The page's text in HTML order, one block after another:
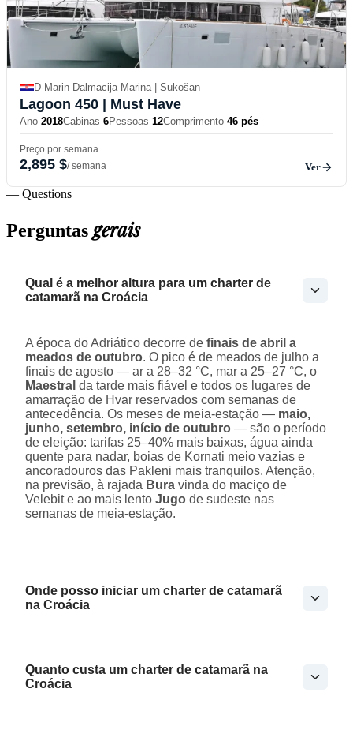
D-Marin Dalmacija Marina | Sukošan
Lagoon 450 | Must Have
Ano 2018Cabinas 6Pessoas 12Comprimento 46 pés
Preço por semana
2,895 $/ semana Ver
— Questions
Perguntasgerais
Qual é a melhor altura para um charter de
catamarã na Croácia
A época do Adriático decorre de finais de abril a
meados de outubro. O pico é de meados de julho a
finais de agosto — ar a 28–32 °C, mar a 25–27 °C, o
Maestral da tarde mais fiável e todos os lugares de
amarração de Hvar reservados com semanas de
antecedência. Os meses de meia-estação — maio,
junho, setembro, início de outubro — são o período
de eleição: tarifas 25–40% mais baixas, água ainda
quente para nadar, boias de Kornati meio vazias e
ancoradouros das Pakleni mais tranquilos. Atenção,
na previsão, à rajada Bura vinda do maciço de
Velebit e ao mais lento Jugo de sudeste nas
semanas de meia-estação.
Onde posso iniciar um charter de catamarã
na Croácia
Quanto custa um charter de catamarã na
Croácia